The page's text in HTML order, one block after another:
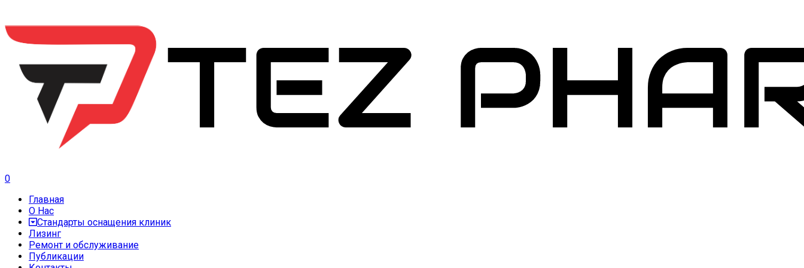
0
Главная
О Нас
Стандарты оснащения клиник
Лизинг
Ремонт и обслуживание
Публикации